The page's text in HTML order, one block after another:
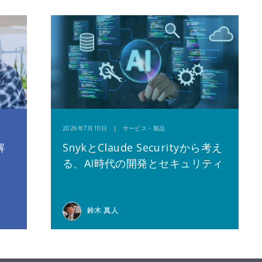
2026年7月10日 | サービス・製品
SnykとClaude Securityから考え
る、AI時代の開発とセキュリティ
鈴木 真人